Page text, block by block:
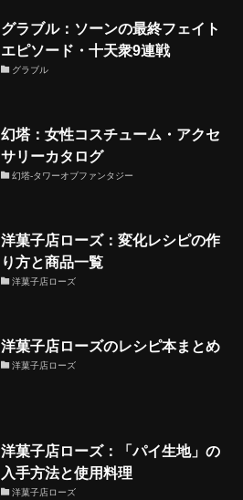
グラブル：ソーンの最終フェイト
エピソード・十天衆9連戦
グラブル
幻塔：女性コスチューム・アクセ
サリーカタログ
幻塔-タワーオブファンタジー
洋菓子店ローズ：変化レシピの作
り方と商品一覧
洋菓子店ローズ
洋菓子店ローズのレシピ本まとめ
洋菓子店ローズ
洋菓子店ローズ：「パイ生地」の
入手方法と使用料理
洋菓子店ローズ